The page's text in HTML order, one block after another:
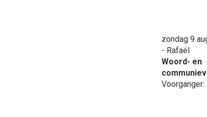
zondag 9
- Rafaël
Woord- en